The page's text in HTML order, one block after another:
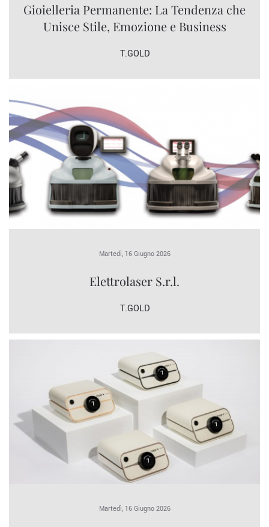
Gioielleria Permanente: La Tendenza che
Unisce Stile, Emozione e Business
T.GOLD
Martedì, 16 Giugno 2026
Elettrolaser S.r.l.
T.GOLD
Martedì, 16 Giugno 2026